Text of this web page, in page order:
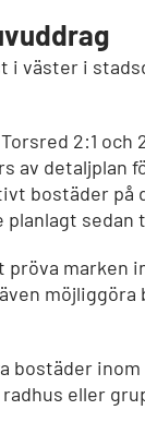
i väster i
2:1 och
av detaljplan
bostäder på
sedan
marken
möjliggöra
bostäder
eller